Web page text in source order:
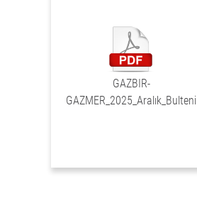
GAZBIR-
GAZMER_2025_Aralık_Bulteni